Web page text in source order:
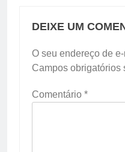
DEIXE UM
O seu endereço de
Campos obrigatórios
Comentário *